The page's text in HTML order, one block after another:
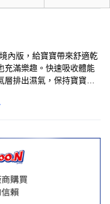
內版，給寶寶帶來舒適乾
充滿樂趣。快速吸收體能
排出濕氣，保持寶寶屁